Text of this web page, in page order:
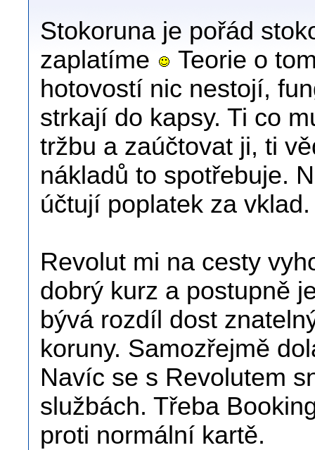
Stokoruna je pořád
zaplatíme
Teorie o
hotovostí nic nestojí,
strkají do kapsy. Ti co
tržbu a zaúčtovat ji, ti
nákladů to spotřebuje.
účtují poplatek za vklad.
Revolut mi na cesty
dobrý kurz a postupně
bývá rozdíl dost
koruny. Samozřejmě
Navíc se s Revolutem
službách. Třeba
proti normální kartě.